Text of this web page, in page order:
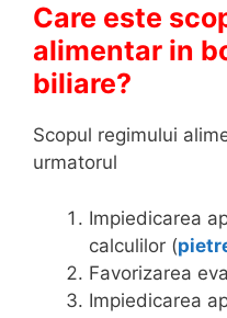
Care este
alimentar in
biliare?
Scopul regimului
urmatorul
Impiedicarea
calculilor (
Favorizarea
Impiedicarea